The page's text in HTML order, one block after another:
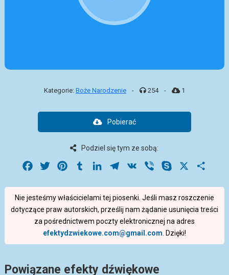
Kategorie: Boże Narodzenie - 254 - 1
Pobierać
Podziel się tym ze sobą:
Facebook
Twitter PinterestTumblrLinkedInTelegram
VK Viber Skype
Nie jesteśmy właścicielami tej piosenki. Jeśli masz roszczenie
dotyczące praw autorskich, prześlij nam żądanie usunięcia treści
za pośrednictwem poczty elektronicznej na adres
efektydzwiekowe.com@gmail.com . Dzięki!
Powiązane efekty dźwiękowe